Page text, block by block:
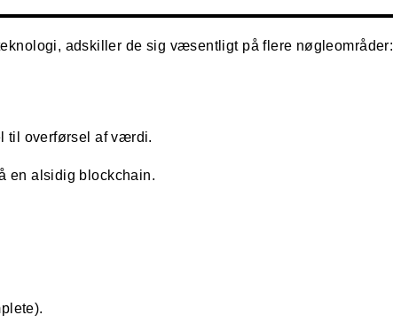
adskiller de sig væsentligt på flere nøgleområder:
til overførsel af værdi.
en alsidig blockchain.